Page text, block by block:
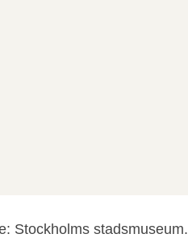
Stockholms stadsmuseum.